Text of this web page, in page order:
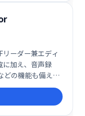
ーダー兼エディ
に加え、音声録
どの機能も備えて
機能は、スキャン
変換できる優れ
なツールです。